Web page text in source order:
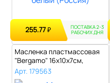
255.77₽ ПОСТАВКА 2-3
РАБОЧИХ ДНЯ
Масленка пластмассовая
"Bergamo" 16х10х7см,
прозрачная ..
Арт. 179563